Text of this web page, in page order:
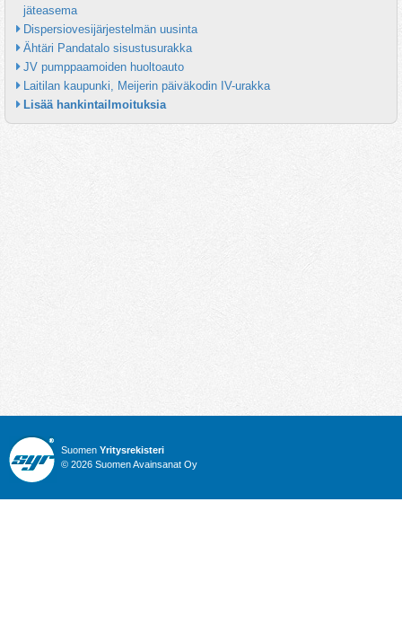
jäteasema
Dispersiovesijärjestelmän uusinta
Ähtäri Pandatalo sisustusurakka
JV pumppaamoiden huoltoauto
Laitilan kaupunki, Meijerin päiväkodin IV-urakka
Lisää hankintailmoituksia
Suomen Yritysrekisteri
© 2026 Suomen Avainsanat Oy